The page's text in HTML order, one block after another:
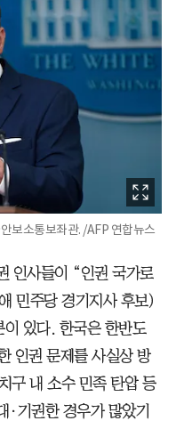
보소통보좌관. /AFP 연합뉴스
인사들이 “인권 국가로
민주당 경기지사 후보)
이 있다. 한국은 한반도
인권 문제를 사실상 방
구 내 소수 민족 탄압 등
·기권한 경우가 많았기